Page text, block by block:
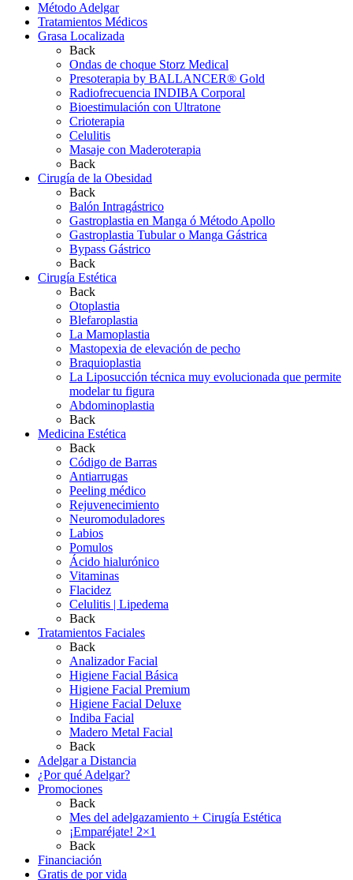
Método Adelgar
Tratamientos Médicos
Grasa Localizada
Back
Ondas de choque Storz Medical
Presoterapia by BALLANCER® Gold
Radiofrecuencia INDIBA Corporal
Bioestimulación con Ultratone
Crioterapia
Celulitis
Masaje con Maderoterapia
Back
Cirugía de la Obesidad
Back
Balón Intragástrico
Gastroplastia en Manga ó Método Apollo
Gastroplastia Tubular o Manga Gástrica
Bypass Gástrico
Back
Cirugía Estética
Back
Otoplastia
Blefaroplastia
La Mamoplastia
Mastopexia de elevación de pecho
Braquioplastia
La Liposucción técnica muy evolucionada que permite
modelar tu figura
Abdominoplastia
Back
Medicina Estética
Back
Código de Barras
Antiarrugas
Peeling médico
Rejuvenecimiento
Neuromoduladores
Labios
Pomulos
Ácido hialurónico
Vitaminas
Flacidez
Celulitis | Lipedema
Back
Tratamientos Faciales
Back
Analizador Facial
Higiene Facial Básica
Higiene Facial Premium
Higiene Facial Deluxe
Indiba Facial
Madero Metal Facial
Back
Adelgar a Distancia
¿Por qué Adelgar?
Promociones
Back
Mes del adelgazamiento + Cirugía Estética
¡Emparéjate! 2×1
Back
Financiación
Gratis de por vida